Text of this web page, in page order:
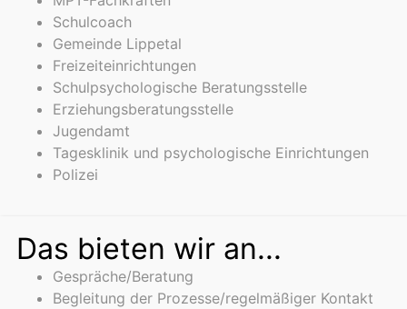
Schulcoach
Gemeinde Lippetal
Freizeiteinrichtungen
Schulpsychologische Beratungsstelle
Erziehungsberatungsstelle
Jugendamt
Tagesklinik und psychologische Einrichtungen
Polizei
Das bieten wir an...
Gespräche/Beratung
Begleitung der Prozesse/regelmäßiger Kontakt